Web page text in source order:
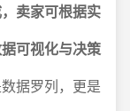
卖家可根据实
可视化与决策
据罗列，更是